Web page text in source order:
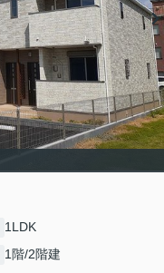
1LDK
1階/2階建